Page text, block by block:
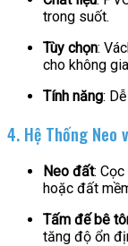
trong suốt.
Tùy chọn:
cho không
Tính năng:
4. Hệ Thống Neo
Neo đất:
hoặc đất
Tấm đế bê
tăng độ ổn